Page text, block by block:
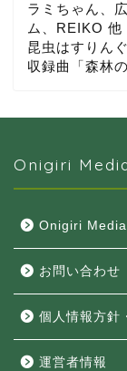
ラミちゃん、
ム、REIKO 他
昆虫はすりん
収録曲「森林
Onigiri
Onigiri Media
お問い合わせ
個人情報方針
運営者情報